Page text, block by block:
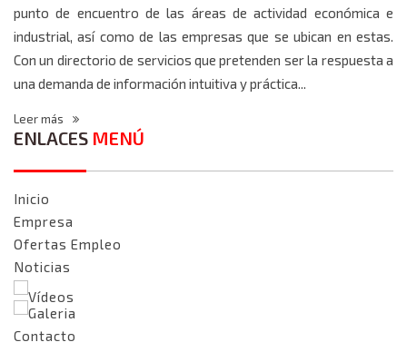
punto de encuentro de las áreas de actividad económica e
industrial, así como de las empresas que se ubican en estas.
Con un directorio de servicios que pretenden ser la respuesta a
una demanda de información intuitiva y práctica...
Leer más
ENLACES MENÚ
Inicio
Empresa
Ofertas Empleo
Noticias
Vídeos
Galeria
Contacto